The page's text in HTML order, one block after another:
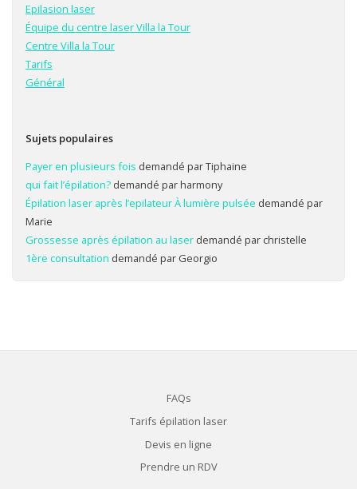
Epilasion laser
Équipe du centre laser Villa la Tour
Centre Villa la Tour
Tarifs
Général
Sujets populaires
Payer en plusieurs fois demandé par Tiphaine
qui fait l’épilation?demandé par harmony
Épilation laser après l’epilateur À lumière pulsée demandé par
Marie
Grossesse après épilation au laserdemandé par christelle
1ère consultation demandé par Georgio
FAQs
Tarifs épilation laser
Devis en ligne
Prendre un RDV